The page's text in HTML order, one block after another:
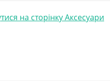
на сторінку Аксесуари